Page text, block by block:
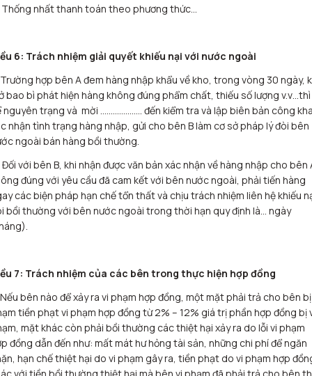
nhất thanh toán theo phương thức…
6: Trách nhiệm giải quyết khiếu nại với nước ngoài
hợp bên A đem hàng nhập khẩu về kho, trong vòng 30 ngày,
bao bì phát hiện hàng không đúng phẩm chất, thiếu số lượng v.v…thì
nguyên trạng và mời ……………….. đến kiểm tra và lập biên bản công
nhận tình trạng hàng nhập, gửi cho bên B làm cơ sở pháp lý đòi bên
ngoài bán hàng bồi thường.
với bên B, khi nhận được văn bản xác nhận về hàng nhập cho bên
đúng với yêu cầu đã cam kết với bên nước ngoài, phải tiến hàng
các biện pháp hạn chế tổn thất và chịu trách nhiệm liên hệ khiếu
bồi thường với bên nước ngoài trong thời hạn quy định là… ngày
7: Trách nhiệm của các bên trong thực hiện hợp đồng
bên nào để xảy ra vi phạm hợp đồng, một mặt phải trả cho bên
tiền phạt vi phạm hợp đồng từ 2% – 12% giá trị phần hợp đồng bị
mặt khác còn phải bồi thường các thiệt hại xảy ra do lỗi vi phạm
đồng dẫn đến như: mất mát hư hỏng tài sản, những chi phí để ngăn
hạn chế thiệt hại do vi phạm gây ra, tiền phạt do vi phạm hợp